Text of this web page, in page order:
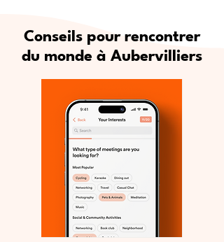
Conseils pour rencontrer
du monde à Aubervilliers